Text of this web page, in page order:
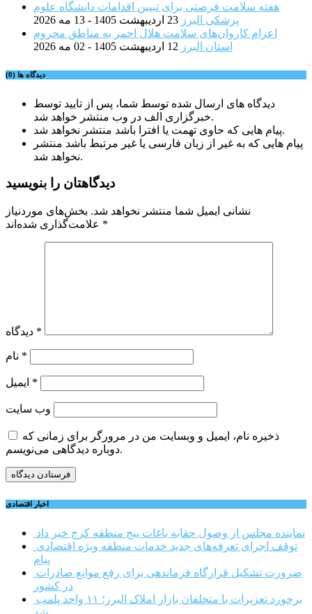
هفته سلامت فرصتی برای تبیین اقدامات دانشگاه علوم
پزشکی البرز 23 اردیبهشت 1405 - 13 مه 2026
اعزام کاروان‌های سلامت هلال احمر به مناطق محروم
استان البرز 12 اردیبهشت 1405 - 02 مه 2026
دیدگاه ها (0)
دیدگاه های ارسال شده توسط شما، پس از تایید توسط
خبرگزاری الف در وب منتشر خواهد شد.
پیام هایی که حاوی تهمت یا افترا باشد منتشر نخواهد شد.
پیام هایی که به غیر از زبان فارسی یا غیر مرتبط باشد منتشر
نخواهد شد.
دیدگاهتان را بنویسید
نشانی ایمیل شما منتشر نخواهد شد. بخش‌های موردنیاز
*
*
*
*
وب‌ سایت
ذخیره نام، ایمیل و وبسایت من در مرورگر برای زمانی که
دوباره دیدگاهی می‌نویسم.
اخبار اقتصادی
نماینده مجلس از وصول حقابه باغات پنج منطقه کرج خبر داد
پیام
در کشور